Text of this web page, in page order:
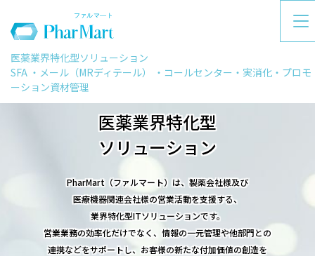
医薬業界特化型ソリューション
SFA ・メール（MRディテール） ・コールセンター・実消化・プロモ
ーション資材管理
医薬業界特化型
ソリューション
PharMart（ファルマート）は、製薬会社様及び
医療機器関連会社様の営業活動を支援する、
業界特化型ITソリューションです。
営業業務の効率化だけでなく、情報の一元管理や他部門との
連携などをサポートし、お客様の新たな付加価値の創造を